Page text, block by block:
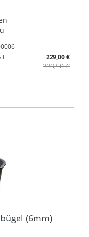
229,00 €
333,50 €
(6mm)